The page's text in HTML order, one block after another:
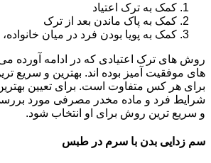
کمک به ترک اعتیاد
کمک به پاک ماندن بعد از ترک
کمک به پویا بودن فرد در میان
روش های ترک اعتیادی که در ادامه آورده
های موفقیت آمیز بوده اند. بهترین و سریع
برای هر کس متفاوت است. برای تعیین
شرایط فرد و ماده مخدر مصرفی مورد
و سریع ترین روش برای او انتخاب شود.
سم زدایی بدن با سرم در طبس